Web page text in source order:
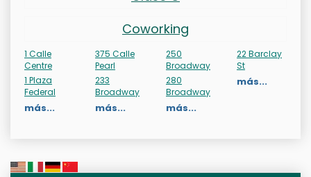
Coworking
1 Calle
Centre
1 Plaza
Federal
más...
375 Calle
Pearl
233
Broadway
más...
250
Broadway
280
Broadway
más...
22 Barclay
St
más...